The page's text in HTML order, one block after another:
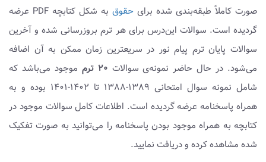
صورت کاملاً طبقه‌بندی شده برای حقوق
به شکل کتابچه PDF عرضه
گردیده است. سوالات این‌درس برای هر ترم بروزرسانی شده و آخرین
سوالات پایان ترم پیام نور در سریعترین زمان ممکن به آن اضافه
می‌شود. در حال حاضر نمونه‌ی سوالات ۲۰ ترم
موجود می‌باشد که
شامل نمونه سوال امتحانی ۱۳۸۹-۱۳۸۸ تا ۱۴۰۲-۱۴۰۱ بوده و به
همراه پاسخنامه عرضه گردیده است. اطلاعات کامل سوالات موجود در
کتابچه به همراه موجود بودن پاسخنامه را می‌توانید به صورت تفکیک
شده مشاهده کرده و دریافت نمایید.